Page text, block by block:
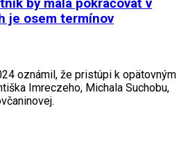
by mala pokračovať v
je osem termínov
oznámil, že pristúpi k opätovným
Imreczeho, Michala Suchobu,